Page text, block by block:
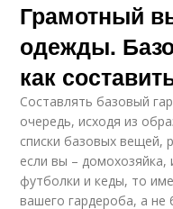
Грамотный
одежды.
как
Составлять базовый
очередь, исходя из
списки базовых вещей,
если вы –
футболки и кеды, то
вашего гардероба, а